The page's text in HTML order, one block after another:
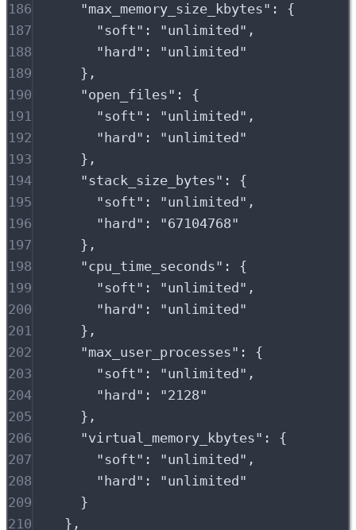
186
"max_memory_size_kbytes" :
{
187
"soft" : "unlimited " ,
188
" hard " : "unlimited "
189
},
190
"open_files" :
{
191
"soft" : "unlimited " ,
192
" hard " : "unlimited "
193
},
194
"stack_size_bytes" :
{
195
"soft" : "unlimited " ,
196
" hard " : "67104768"
197
},
198
"cpu_time_seconds" :
{
199
"soft" : "unlimited " ,
200
" hard " : "unlimited "
201
},
202
"max_user_processes" :
{
203
"soft" : "unlimited " ,
204
" hard " : "2128"
205
},
206
"virtual_memory_kbytes" :
{
207
"soft" : "unlimited " ,
208
" hard " : "unlimited "
209
}
210
},